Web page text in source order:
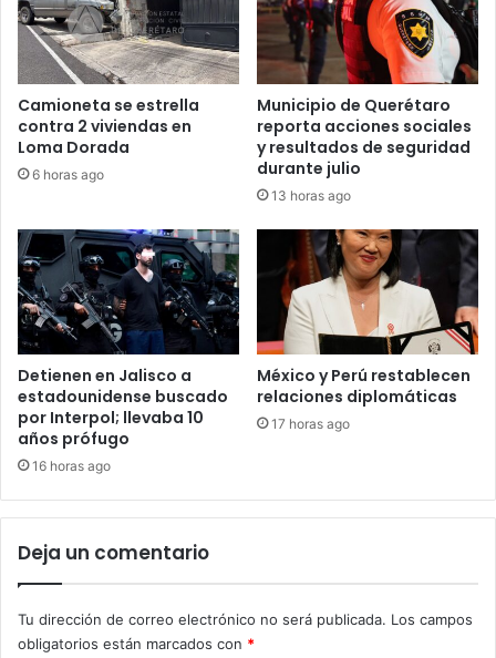
Camioneta se estrella
contra 2 viviendas en
Loma Dorada
6 horas ago
Municipio de Querétaro
reporta acciones sociales
y resultados de seguridad
durante julio
13 horas ago
Detienen en Jalisco a
estadounidense buscado
por Interpol; llevaba 10
años prófugo
16 horas ago
México y Perú restablecen
relaciones diplomáticas
17 horas ago
Deja un comentario
Tu dirección de correo electrónico no será publicada. Los campos
obligatorios están marcados con *